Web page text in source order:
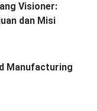
Visioner:
dan Misi
Manufacturing